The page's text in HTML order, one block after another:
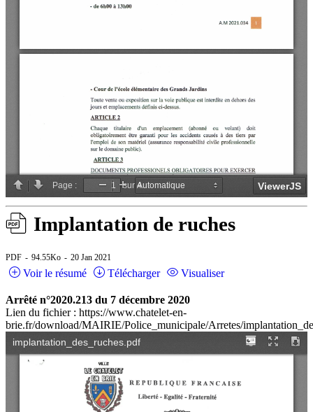
Implantation de ruches
PDF 94.55Ko 20 Jan 2021
Voir le résumé Télécharger Visualiser
Arrêté n°2020.213 du 7 décembre 2020
Lien du fichier : https://www.chatelet-en-
brie.fr/download/MAIRIE/Police_municipale/Arretes/